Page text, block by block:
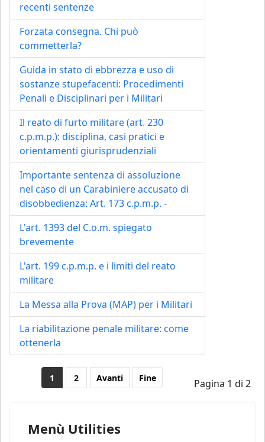
recenti sentenze
Forzata consegna. Chi può
commetterla?
Guida in stato di ebbrezza e uso di
sostanze stupefacenti: Procedimenti
Penali e Disciplinari per i Militari
Il reato di furto militare (art. 230
c.p.m.p.): disciplina, casi pratici e
orientamenti giurisprudenziali
Importante sentenza di assoluzione
nel caso di un Carabiniere accusato di
disobbedienza: Art. 173 c.p.m.p. -
L'art. 1393 del C.o.m. spiegato
brevemente
L'art. 199 c.p.m.p. e i limiti del reato
militare
La Messa alla Prova (MAP) per i Militari
La riabilitazione penale militare: come
ottenerla
Pagina 1 di 2
1 2 Avanti Fine
Menù Utilities